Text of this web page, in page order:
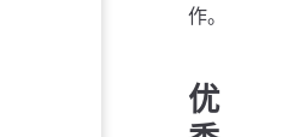
作。
优